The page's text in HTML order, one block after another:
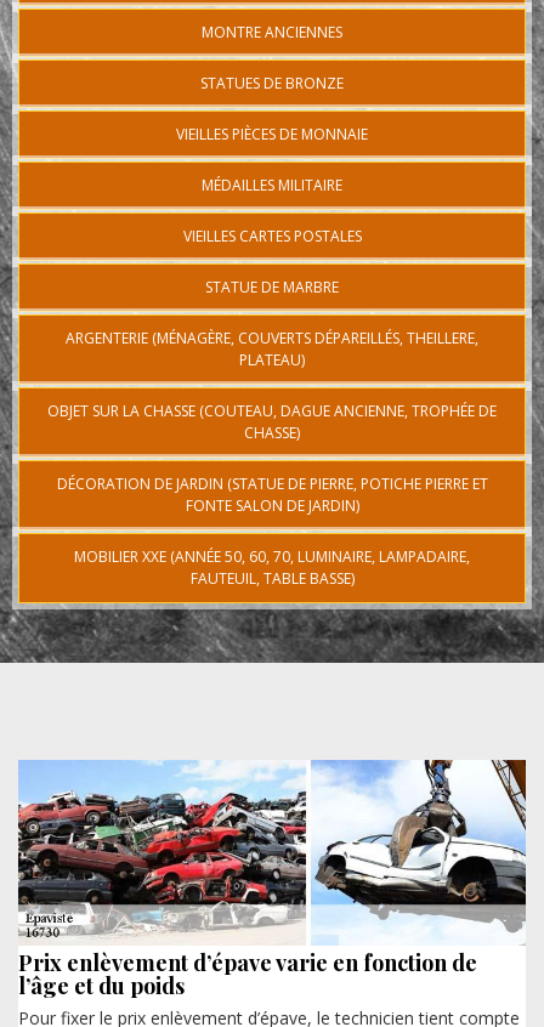
MONTRE ANCIENNES
STATUES DE BRONZE
VIEILLES PIÈCES DE MONNAIE
MÉDAILLES MILITAIRE
VIEILLES CARTES POSTALES
STATUE DE MARBRE
ARGENTERIE (MÉNAGÈRE, COUVERTS DÉPAREILLÉS, THEILLERE,
PLATEAU)
OBJET SUR LA CHASSE (COUTEAU, DAGUE ANCIENNE, TROPHÉE DE
CHASSE)
DÉCORATION DE JARDIN (STATUE DE PIERRE, POTICHE PIERRE ET
FONTE SALON DE JARDIN)
MOBILIER XXE (ANNÉE 50, 60, 70, LUMINAIRE, LAMPADAIRE,
FAUTEUIL, TABLE BASSE)
Prix enlèvement d’épave varie en fonction de
l’âge et du poids
Pour fixer le prix enlèvement d’épave, le technicien tient compte